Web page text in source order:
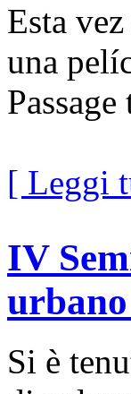
Esta
una
[ Leggi
IV
urbano
Si è